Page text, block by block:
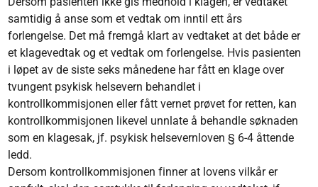
samtidig å anse som et vedtak om inntil ett års
forlengelse. Det må fremgå klart av vedtaket at det både er
et klagevedtak og et vedtak om forlengelse. Hvis pasienten
i løpet av de siste seks månedene har fått en klage over
tvungent psykisk helsevern behandlet i
kontrollkommisjonen eller fått vernet prøvet for retten, kan
kontrollkommisjonen likevel unnlate å behandle søknaden
som en klagesak, jf. psykisk helsevernloven § 6-4 åttende
ledd.
Dersom kontrollkommisjonen finner at lovens vilkår er